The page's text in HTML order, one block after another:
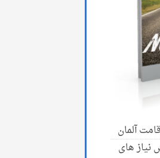
آلمان
نیاز های